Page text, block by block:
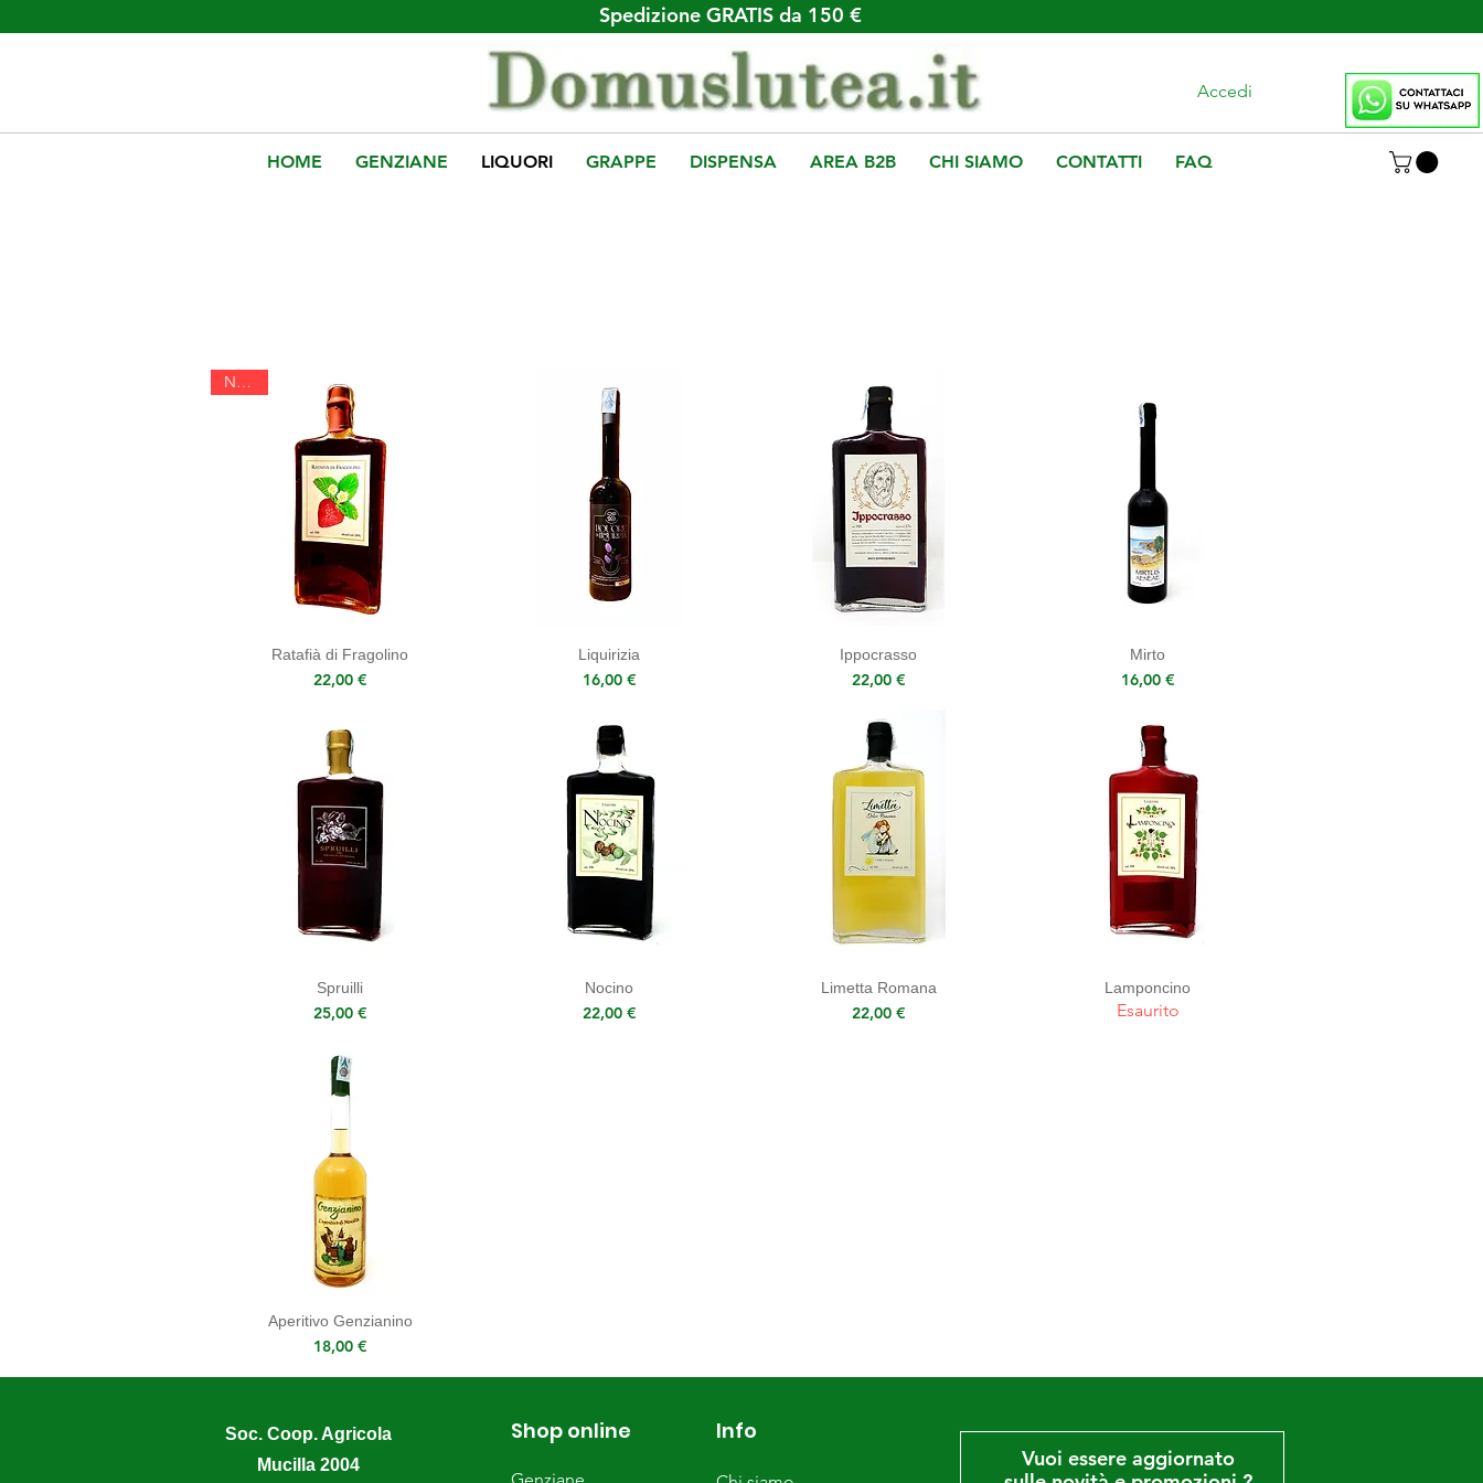
HOME GENZIANE LIQUORI GRAPPE DISPENSA AREA B2B CHI SIAMO CONTATTI FAQ
Accedi
Spedizione GRATIS da 150 €
Nuovo
Ratafià di Fragolino
Prezzo
22,00 €
Liquirizia
Prezzo
16,00 €
Ippocrasso
Prezzo
22,00 €
Mirto
Prezzo
16,00 €
Spruilli
Prezzo
25,00 €
Nocino
Prezzo
22,00 €
Limetta Romana
Prezzo
22,00 €
Lamponcino
Esaurito
Aperitivo Genzianino
Prezzo
18,00 €
Info
Vuoi essere aggiornato
Soc. Coop. Agricola
Mucilla 2004
Shop online